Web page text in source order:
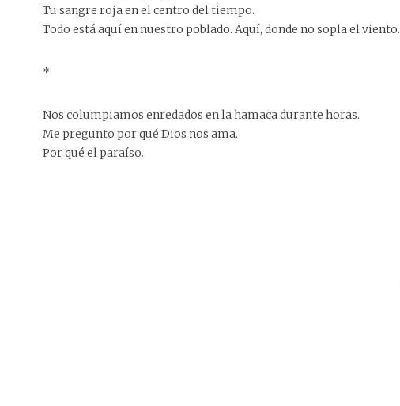
Tu sangre roja en el centro del tiempo.
Todo está aquí en nuestro poblado. Aquí, donde no sopla el viento.
*
Nos columpiamos enredados en la hamaca durante horas.
Me pregunto por qué Dios nos ama.
Por qué el paraíso.